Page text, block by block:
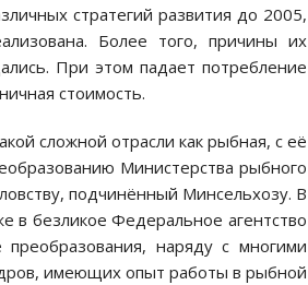
стратегий развития до 2005,
Более того, причины их
При этом падает потребление
стоимость.
сложной отрасли как рыбная, с её
Министерства рыбного
подчинённый Минсельхозу. В
в безликое Федеральное агентство
наряду с многими
имеющих опыт работы в рыбной